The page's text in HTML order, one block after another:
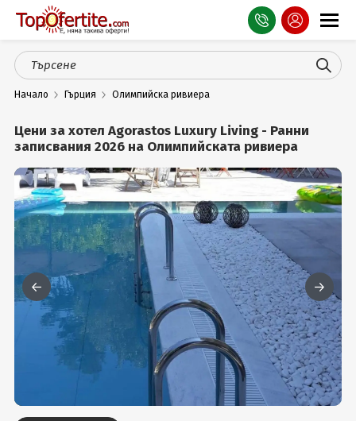
Оферти
СПА
Планина
Море
Чужбина
Празници
Турция
Гърция
Услуги
Начало Гърция Олимпийска ривиера
Цени за хотел Agorastos Luxury Living - Ранни
записвания 2026 на Олимпийската ривиера